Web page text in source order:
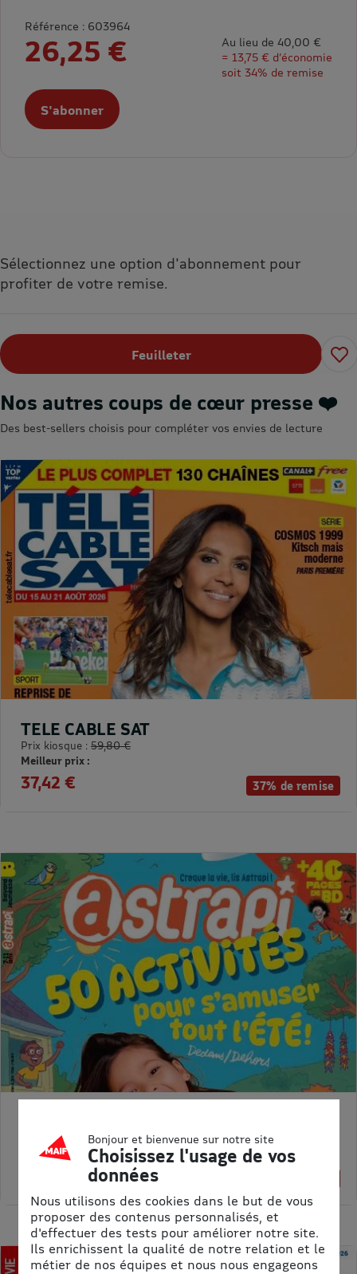
Référence : 603964
26,25 €
Au lieu de 40,00 €
= 13,75 € d’économie
soit 34% de remise
S'abonner
Sélectionnez une option d'abonnement pour
profiter de votre remise.
Feuilleter
Nos autres coups de cœur presse ❤️
Des best-sellers choisis pour compléter vos envies de lecture
37% de remise
TELE CABLE SAT
Prix kiosque : 59,80 €
Meilleur prix :
37,42 €
Prix kiosque :62,40 €
Meilleur prix :
Bonjour et bienvenue sur notre site
Choisissez l'usage de vos
données
Nous utilisons des cookies dans le but de vous
proposer des contenus personnalisés, et
d'effectuer des tests pour améliorer notre site.
Ils enrichissent la qualité de notre relation et le
métier de nos équipes et nous nous engageons